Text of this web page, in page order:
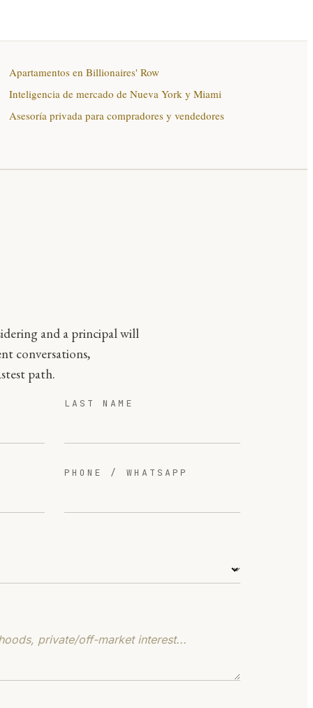
Apartamentos en Billionaires' Row
Inteligencia de mercado de Nueva York y Miami
Asesoría privada para compradores y vendedores
and a principal will
conversations,
path.
LAST NAME
PHONE / WHATSAPP